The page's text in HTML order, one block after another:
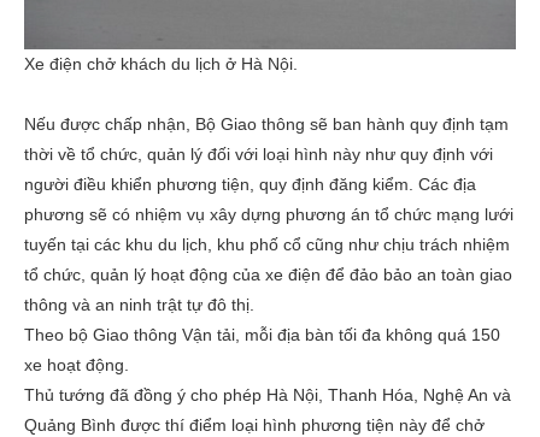
Xe điện chở khách du lịch ở Hà Nội.
Nếu được chấp nhận, Bộ Giao thông sẽ ban hành quy định tạm
thời về tổ chức, quản lý đối với loại hình này như quy định với
người điều khiển phương tiện, quy định đăng kiểm. Các địa
phương sẽ có nhiệm vụ xây dựng phương án tổ chức mạng lưới
tuyến tại các khu du lịch, khu phố cổ cũng như chịu trách nhiệm
tổ chức, quản lý hoạt động của xe điện để đảo bảo an toàn giao
thông và an ninh trật tự đô thị.
Theo bộ Giao thông Vận tải, mỗi địa bàn tối đa không quá 150
xe hoạt động.
Thủ tướng đã đồng ý cho phép Hà Nội, Thanh Hóa, Nghệ An và
Quảng Bình được thí điểm loại hình phương tiện này để chở